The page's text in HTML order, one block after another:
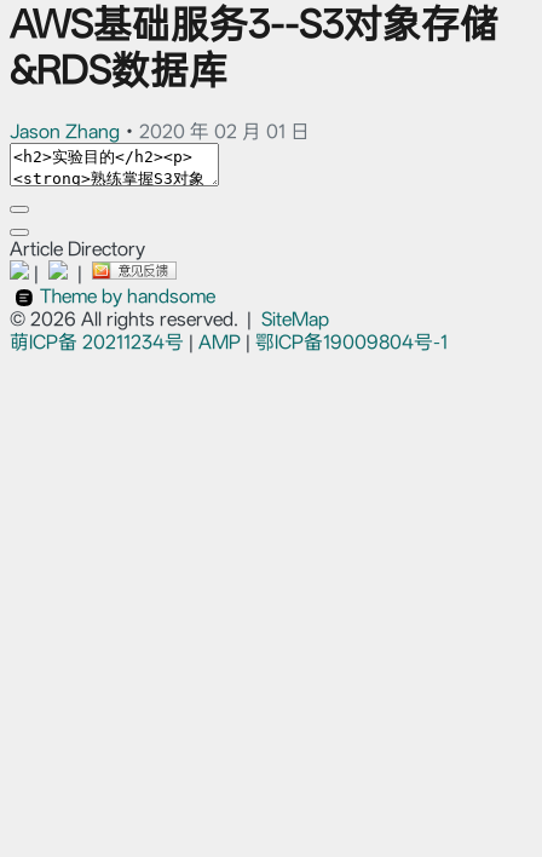
AWS基础服务3--S3对象存储
&RDS数据库
Jason Zhang • 2020 年 02 月 01 日
Article Directory
|
|
Theme by handsome
© 2026 All rights reserved. | SiteMap
萌ICP备 20211234号 | AMP | 鄂ICP备19009804号-1